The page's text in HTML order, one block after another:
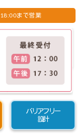
18:00まで営業
バリアフリー
設計